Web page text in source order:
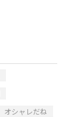
オシャレだね